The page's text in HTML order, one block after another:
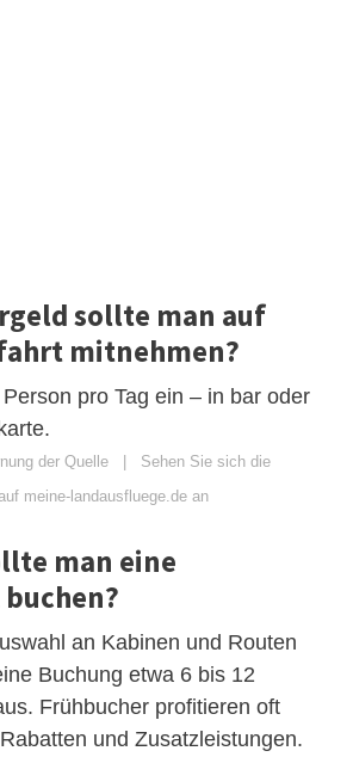
sollte man auf
mitnehmen?
pro Tag ein – in bar oder
der Quelle | Sehen Sie sich die
meine-landausfluege.de an
man eine
an Kabinen und Routen
Buchung etwa 6 bis 12
Frühbucher profitieren oft
und Zusatzleistungen.